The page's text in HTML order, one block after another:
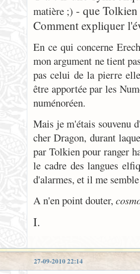
matière ;) - que Tolkien
Comment expliquer
En ce qui concerne
mon argument ne tient
pas celui de la pierre
être apportée par les
numénoréen.
Mais je m'étais souvenu
cher Dragon, durant
par Tolkien pour ranger
le cadre des langues
d'alarmes, et il me
A n'en point douter,
I.
27-09-2010 22:14